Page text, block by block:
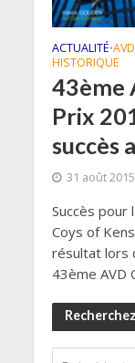
ACTUALITÉ•
HISTORIQUE
43ème
Prix
succès
31 août 2015
Succès pour
Coys of
résultat lors
43ème AVD